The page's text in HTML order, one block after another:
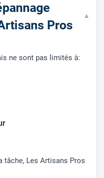
Pros
▾
ne sont pas limités à:
tâche, Les Artisans Pros